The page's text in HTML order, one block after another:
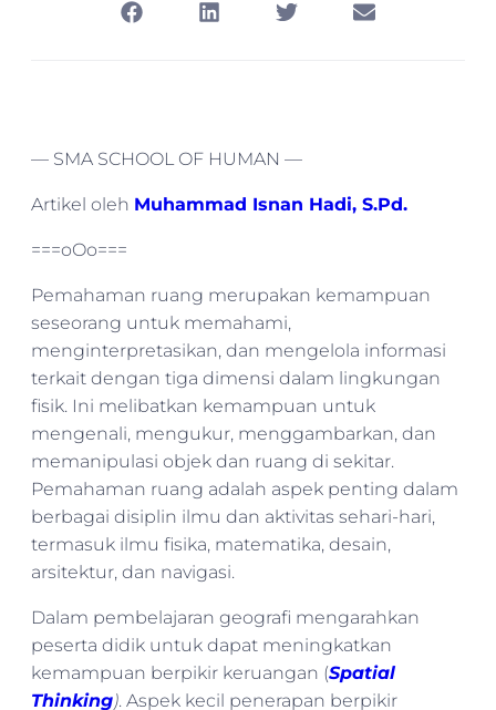
— SMA SCHOOL OF HUMAN —
Artikel oleh Muhammad Isnan Hadi, S.Pd.
===oOo===
Pemahaman ruang merupakan kemampuan
seseorang untuk memahami,
menginterpretasikan, dan mengelola informasi
terkait dengan tiga dimensi dalam lingkungan
fisik. Ini melibatkan kemampuan untuk
mengenali, mengukur, menggambarkan, dan
memanipulasi objek dan ruang di sekitar.
Pemahaman ruang adalah aspek penting dalam
berbagai disiplin ilmu dan aktivitas sehari-hari,
termasuk ilmu fisika, matematika, desain,
arsitektur, dan navigasi.
Dalam pembelajaran geografi mengarahkan
peserta didik untuk dapat meningkatkan
kemampuan berpikir keruangan (Spatial
Thinking). Aspek kecil penerapan berpikir